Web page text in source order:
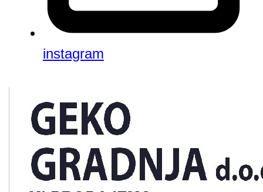
instagram